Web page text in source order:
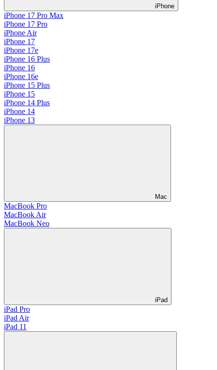
iPhone
iPhone 17 Pro Max
iPhone 17 Pro
iPhone Air
iPhone 17
iPhone 17e
iPhone 16 Plus
iPhone 16
iPhone 16e
iPhone 15 Plus
iPhone 15
iPhone 14 Plus
iPhone 14
iPhone 13
Mac
MacBook Pro
MacBook Air
MacBook Neo
iPad
iPad Pro
iPad Air
iPad 11